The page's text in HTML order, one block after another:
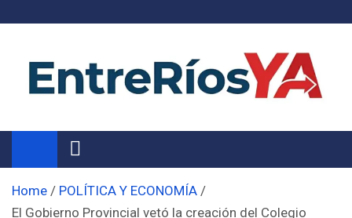
Noticias de Entre Ríos
Información de toda la provincia ahora
Home
POLÍTICA Y ECONOMÍA
El Gobierno Provincial vetó la creación del Colegio